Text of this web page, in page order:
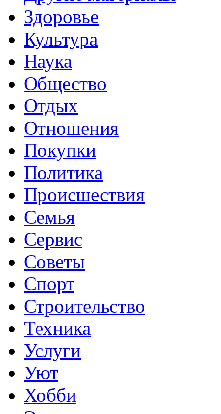
Здоровье
Культура
Наука
Общество
Отдых
Отношения
Покупки
Политика
Происшествия
Семья
Сервис
Советы
Спорт
Строительство
Техника
Услуги
Уют
Хобби